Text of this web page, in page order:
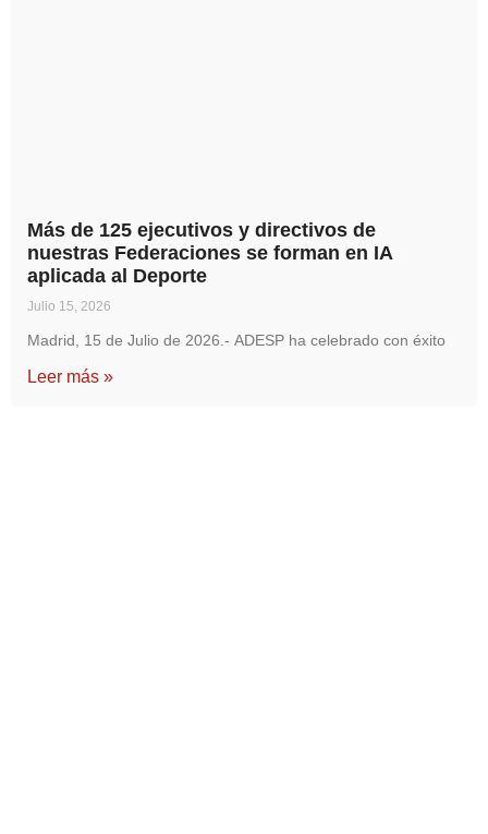
Más de 125 ejecutivos y directivos de
nuestras Federaciones se forman en IA
aplicada al Deporte
Julio 15, 2026
Madrid, 15 de Julio de 2026.- ADESP ha celebrado con éxito
Leer más »